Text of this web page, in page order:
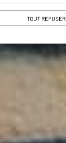
TOUT REFUSER